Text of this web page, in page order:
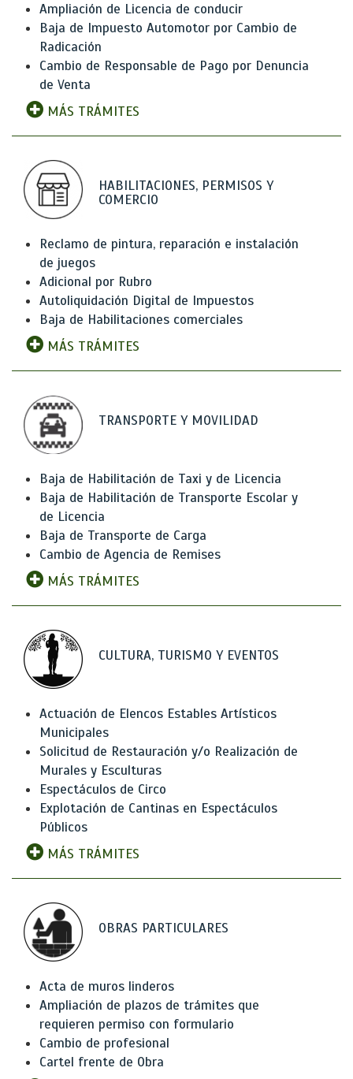
Ampliación de Licencia de conducir
Baja de Impuesto Automotor por Cambio de
Radicación
Cambio de Responsable de Pago por Denuncia
de Venta
MÁS TRÁMITES
HABILITACIONES, PERMISOS Y
COMERCIO
Reclamo de pintura, reparación e instalación
de juegos
Adicional por Rubro
Autoliquidación Digital de Impuestos
Baja de Habilitaciones comerciales
MÁS TRÁMITES
TRANSPORTE Y MOVILIDAD
Baja de Habilitación de Taxi y de Licencia
Baja de Habilitación de Transporte Escolar y
de Licencia
Baja de Transporte de Carga
Cambio de Agencia de Remises
MÁS TRÁMITES
CULTURA, TURISMO Y EVENTOS
Actuación de Elencos Estables Artísticos
Municipales
Solicitud de Restauración y/o Realización de
Murales y Esculturas
Espectáculos de Circo
Explotación de Cantinas en Espectáculos
Públicos
MÁS TRÁMITES
OBRAS PARTICULARES
Acta de muros linderos
Ampliación de plazos de trámites que
requieren permiso con formulario
Cambio de profesional
Cartel frente de Obra